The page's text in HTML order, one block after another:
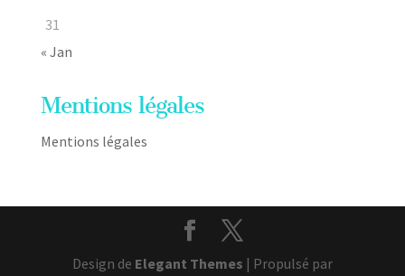
31
« Jan
Mentions légales
Mentions légales
Design de Elegant Themes | Propulsé par